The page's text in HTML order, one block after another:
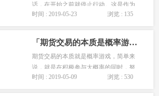
话，在开始之前就停止行动。这是作为
一个操盘手的建议。...
时间 : 2019-05-23 浏览 : 135
「期货交易的本质是概率游戏」交易者必须要兼顾胜率与赔率!
期货交易的本质就是概率游戏，简单来
说，就是在积极参与大概率的同时，努
力防范小概率事件发生，通过对基本面
时间 : 2019-05-09 浏览 : 530